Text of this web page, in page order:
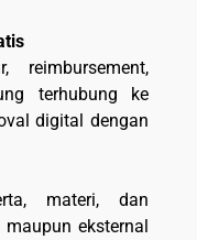
reimbursement,
terhubung ke
digital dengan
materi, dan
eksternal